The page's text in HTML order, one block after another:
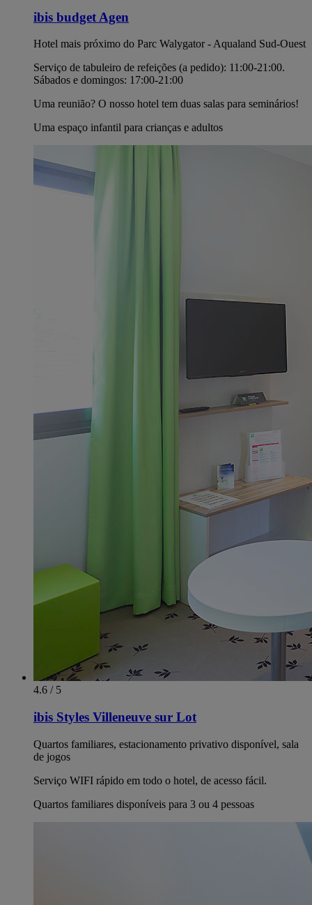
ibis budget Agen
Hotel mais próximo do Parc Walygator - Aqualand Sud-Ouest
Serviço de tabuleiro de refeições (a pedido): 11:00-21:00.
Sábados e domingos: 17:00-21:00
Uma reunião? O nosso hotel tem duas salas para seminários!
Uma espaço infantil para crianças e adultos
4.6 / 5
ibis Styles Villeneuve sur Lot
Quartos familiares, estacionamento privativo disponível, sala
de jogos
Serviço WIFI rápido em todo o hotel, de acesso fácil.
Quartos familiares disponíveis para 3 ou 4 pessoas